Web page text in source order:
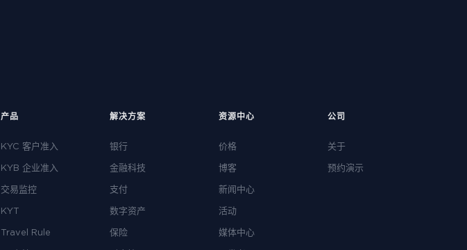
产品
KYC 客户准入
KYB 企业准入
交易监控
KYT
Travel Rule
解决方案
银行
金融科技
支付
数字资产
保险
资源中心
价格
博客
新闻中心
活动
媒体中心
公司
关于
预约演示